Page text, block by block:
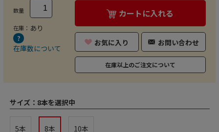
数量
在庫： あり
在庫数について
カートに入れる
お気に入り お問い合わせ
在庫以上のご注文について
サイズ： 8本を選択中
5本 8本 10本